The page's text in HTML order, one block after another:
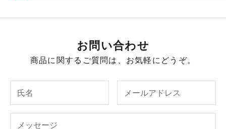
お問い合わせ
商品に関するご質問は、お気軽にどうぞ。